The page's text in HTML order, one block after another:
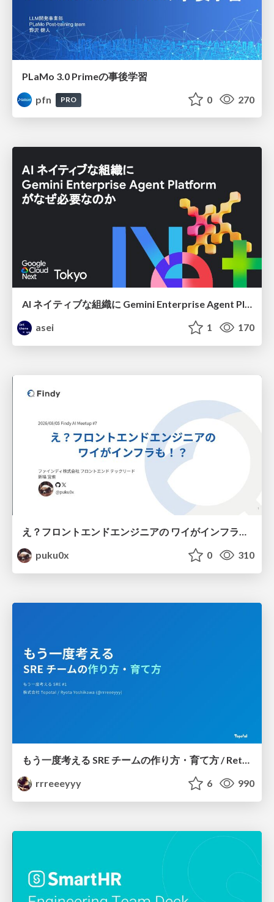
PLaMo 3.0 Primeの事後学習
pfn
PRO 0 270
AI ネイティブな組織に Gemini Enterprise Agent Platform がなぜ必要なのか
asei
1 170
え？フロントエンドエンジニアの ワイがインフラも！？
puku0x
0 310
rrreeeyyy
6 990